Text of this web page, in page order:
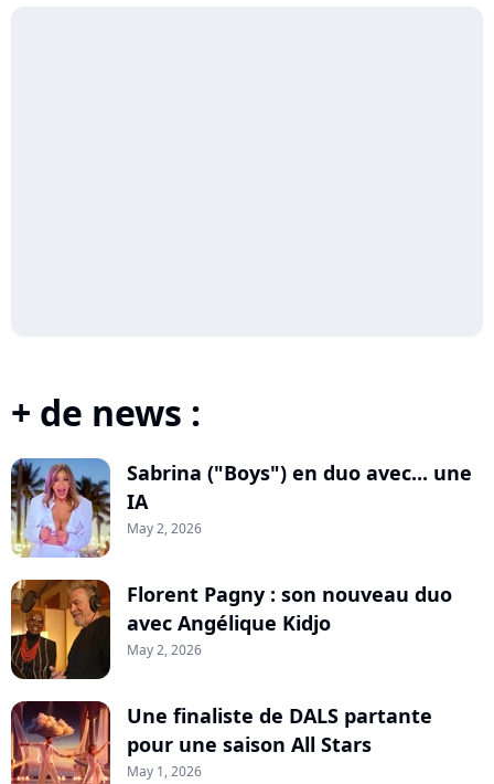
+ de news :
Sabrina ("Boys") en duo avec... une
IA
May 2, 2026
Florent Pagny : son nouveau duo
avec Angélique Kidjo
May 2, 2026
Une finaliste de DALS partante
pour une saison All Stars
May 1, 2026